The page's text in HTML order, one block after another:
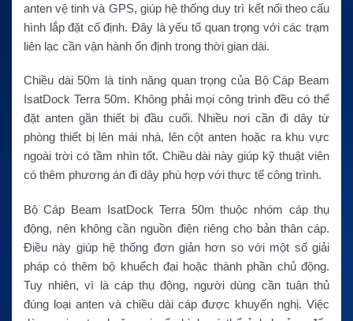
anten vệ tinh và GPS, giúp hệ thống duy trì kết nối theo cấu
hình lắp đặt cố định. Đây là yếu tố quan trọng với các trạm
liên lạc cần vận hành ổn định trong thời gian dài.
Chiều dài 50m là tính năng quan trọng của Bộ Cáp Beam
IsatDock Terra 50m. Không phải mọi công trình đều có thể
đặt anten gần thiết bị đầu cuối. Nhiều nơi cần đi dây từ
phòng thiết bị lên mái nhà, lên cột anten hoặc ra khu vực
ngoài trời có tầm nhìn tốt. Chiều dài này giúp kỹ thuật viên
có thêm phương án đi dây phù hợp với thực tế công trình.
Bộ Cáp Beam IsatDock Terra 50m thuộc nhóm cáp thụ
động, nên không cần nguồn điện riêng cho bản thân cáp.
Điều này giúp hệ thống đơn giản hơn so với một số giải
pháp có thêm bộ khuếch đại hoặc thành phần chủ động.
Tuy nhiên, vì là cáp thụ động, người dùng cần tuân thủ
đúng loại anten và chiều dài cáp được khuyến nghị. Việc